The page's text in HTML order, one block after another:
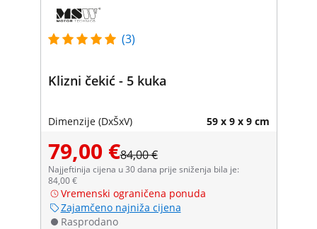
(3)
Klizni čekić - 5 kuka
Dimenzije (DxŠxV) 59 x 9 x 9 cm
79,00 €84,00 €
Najjeftinija cijena u 30 dana prije sniženja bila je:
84,00 €
Vremenski ograničena ponuda
Zajamčeno najniža cijena
Rasprodano